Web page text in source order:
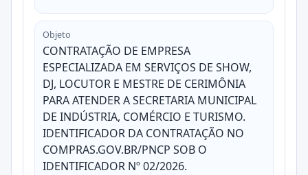
Objeto
CONTRATAÇÃO DE EMPRESA
ESPECIALIZADA EM SERVIÇOS DE SHOW,
DJ, LOCUTOR E MESTRE DE CERIMÔNIA
PARA ATENDER A SECRETARIA MUNICIPAL
DE INDÚSTRIA, COMÉRCIO E TURISMO.
IDENTIFICADOR DA CONTRATAÇÃO NO
COMPRAS.GOV.BR/PNCP SOB O
IDENTIFICADOR Nº 02/2026.